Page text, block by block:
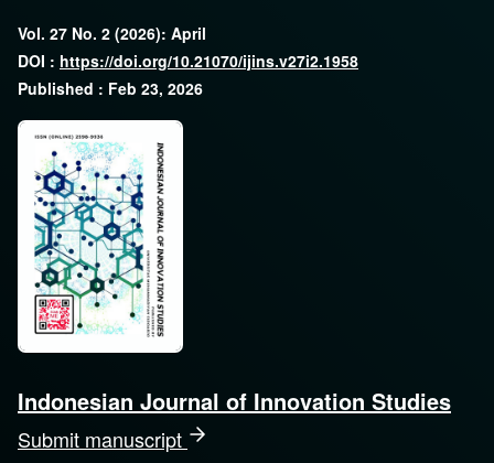
Indonesian Journal of Innovation Studies
Submit manuscript
Vol. 27 No. 2 (2026): April
DOI : https://doi.org/10.21070/ijins.v27i2.1958
Published : Feb 23, 2026